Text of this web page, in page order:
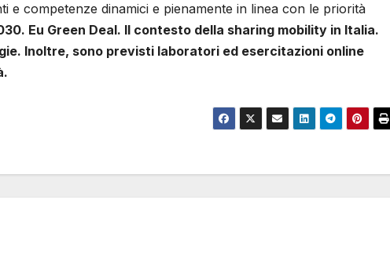
e competenze dinamici e pienamente in linea con le priorità
Eu Green Deal. Il contesto della sharing mobility in Italia.
Inoltre, sono previsti laboratori ed esercitazioni online